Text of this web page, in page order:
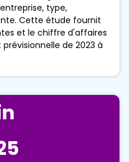
type,
Cette étude fournit
et le chiffre d'affaires
de 2023 à